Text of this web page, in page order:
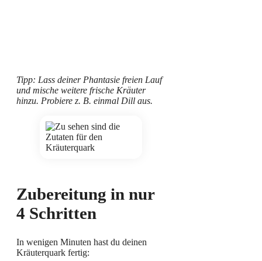
Tipp: Lass deiner Phantasie freien Lauf
und mische weitere frische Kräuter
hinzu. Probiere z. B. einmal Dill aus.
Zubereitung in nur
4 Schritten
In wenigen Minuten hast du deinen
Kräuterquark fertig: